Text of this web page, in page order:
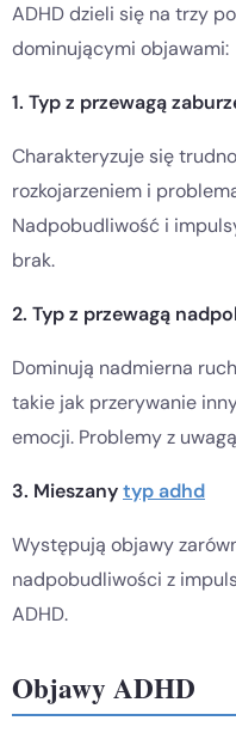
ADHD dzieli się na trzy
dominującymi objawami:
1. Typ z przewagą
Charakteryzuje się
rozkojarzeniem i
Nadpobudliwość i
brak.
2. Typ z przewagą
Dominują nadmierna
takie jak przerywanie
emocji. Problemy z
3. Mieszanytyp adhd
Występują objawy
nadpobudliwości z
ADHD.
Objawy ADHD